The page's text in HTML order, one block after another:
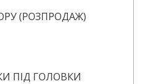
(РОЗПРОДАЖ)
ПІД ГОЛОВКИ